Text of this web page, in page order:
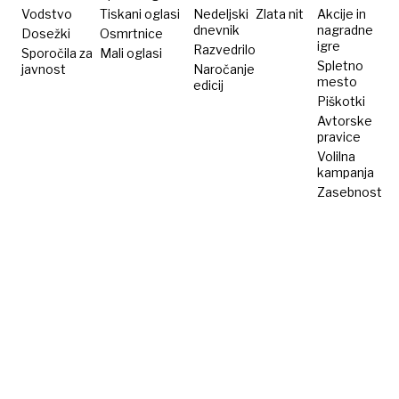
Vodstvo
Dosežki
Sporočila za
javnost
Tiskani oglasi
Osmrtnice
Mali oglasi
Nedeljski
dnevnik
Razvedrilo
Naročanje
edicij
Zlata nit
Akcije in
nagradne
igre
Spletno
mesto
Piškotki
Avtorske
pravice
Volilna
kampanja
Zasebnost